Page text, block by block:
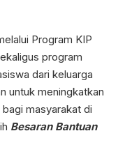
Program KIP
program
dari keluarga
untuk meningkatkan
masyarakat di
Besaran Bantuan